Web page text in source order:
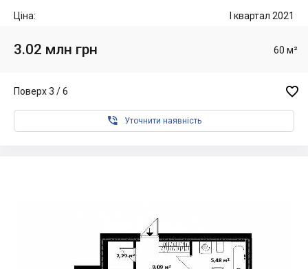
Ціна: I квартал 2021
3.02 млн грн 60 м²
Поверх 3 / 6 
 Уточнити наявність